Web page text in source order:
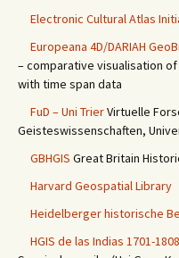
Electronic Cultural Atlas
Europeana 4D/DARIAH
– comparative visualisation
with time span data
FuD – Uni TrierVirtuelle
Geisteswissenschaften,
GBHGIS Great Britain
Harvard Geospatial Library
Heidelberger historische
HGIS de las Indias 1701-1808